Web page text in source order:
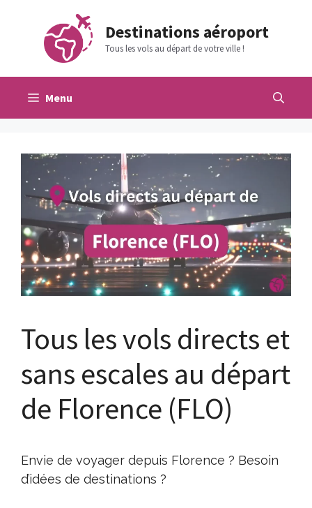
contenu
Destinations aéroport
Tous les vols au départ de votre ville !
Menu
Tous les vols directs et
sans escales au départ
de Florence (FLO)
Envie de voyager depuis Florence ? Besoin
d’idées de destinations ?